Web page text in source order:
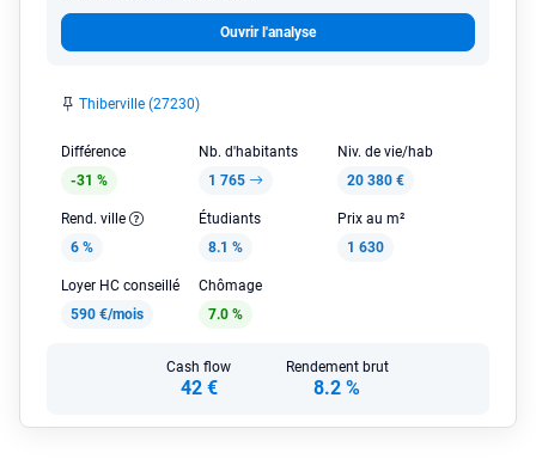
Ouvrir l'analyse
Thiberville (27230)
Différence
-31 %
Nb. d'habitants
1 765
Niv. de vie/hab
20 380 €
Rend. ville
6 %
Étudiants
8.1 %
Prix au m²
1 630
Loyer HC conseillé
590 €/mois
Chômage
7.0 %
Cash flow
42 €
Rendement brut
8.2 %